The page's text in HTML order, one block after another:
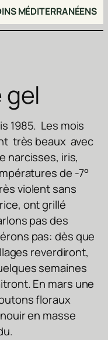
MÉDITERRANÉENS
gel
1985. Les mois
très beaux avec
narcisses, iris,
de -7°
violent sans
ont grillé
pas des
pas: dès que
reverdiront,
semaines
En mars une
floraux
en masse